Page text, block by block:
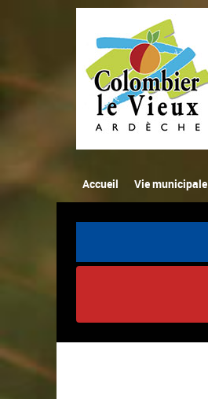
Accueil Vie municipale